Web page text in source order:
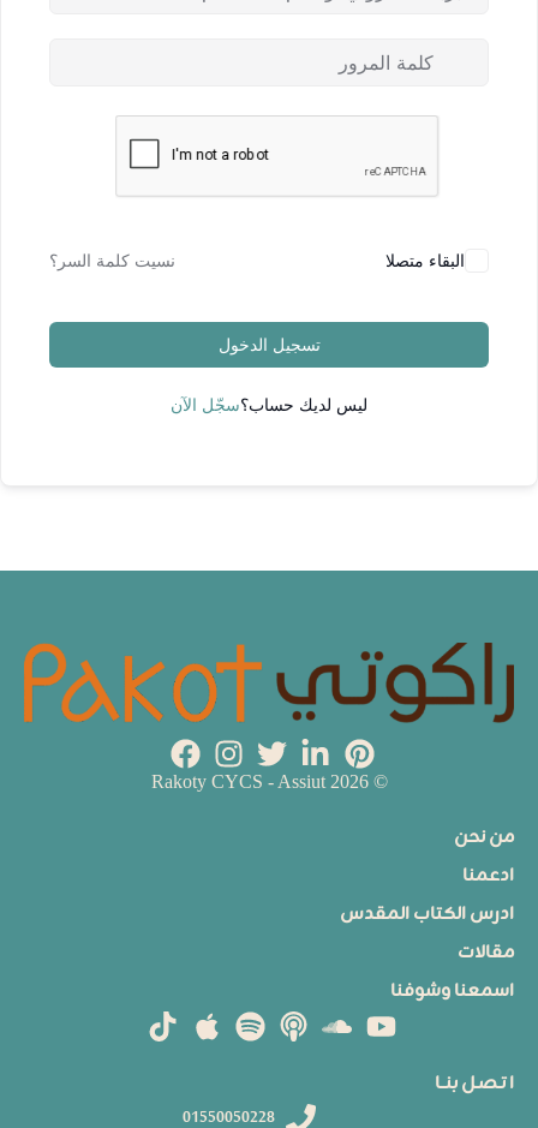
البقاء متصلا نسيت كلمة السر؟
تسجيل الدخول
ليس لديك حساب؟سجّل الآن
ا تـصـل بنــا
01550050228
من نحن
ادعمنا
ادرس الكتاب المقدس
مقالات
اسمعنا وشوفنا
© 2026 Rakoty CYCS - Assiut